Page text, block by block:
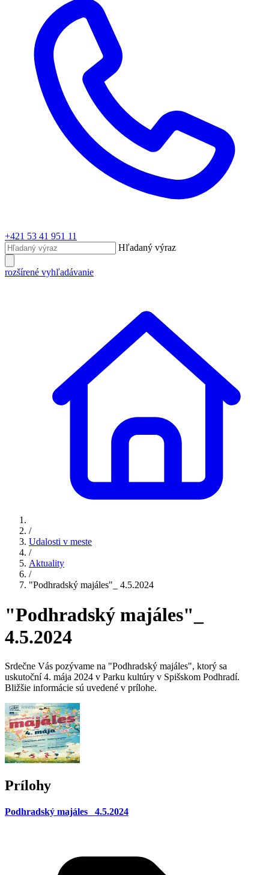
+421 53 41 951 11
Hľadaný výraz
rozšírené vyhľadávanie
/
Udalosti v meste
/
Aktuality
/
"Podhradský majáles"_ 4.5.2024
"Podhradský majáles"_
4.5.2024
Srdečne Vás pozývame na "Podhradský majáles", ktorý sa
uskutoční 4. mája 2024 v Parku kultúry v Spišskom Podhradí.
Bližšie informácie sú uvedené v prílohe.
Prílohy
Podhradský majáles_ 4.5.2024